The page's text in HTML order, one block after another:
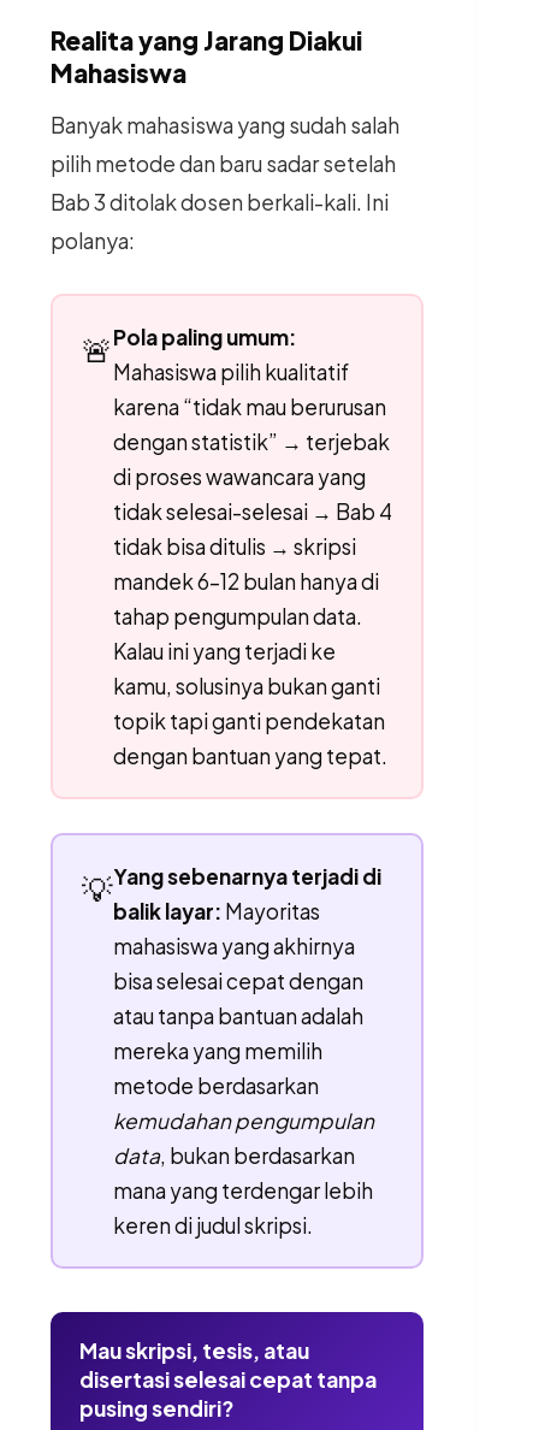
Realita yang Jarang Diakui
Mahasiswa
Banyak mahasiswa yang sudah salah
pilih metode dan baru sadar setelah
Bab 3 ditolak dosen berkali-kali. Ini
polanya:
🚨Pola paling umum:
Mahasiswa pilih kualitatif
karena “tidak mau berurusan
dengan statistik” → terjebak
di proses wawancara yang
tidak selesai-selesai → Bab 4
tidak bisa ditulis → skripsi
mandek 6–12 bulan hanya di
tahap pengumpulan data.
Kalau ini yang terjadi ke
kamu, solusinya bukan ganti
topik tapi ganti pendekatan
dengan bantuan yang tepat.
💡Yang sebenarnya terjadi di
balik layar: Mayoritas
mahasiswa yang akhirnya
bisa selesai cepat dengan
atau tanpa bantuan adalah
mereka yang memilih
metode berdasarkan
kemudahan pengumpulan
data, bukan berdasarkan
mana yang terdengar lebih
keren di judul skripsi.
Mau skripsi, tesis, atau
disertasi selesai cepat tanpa
pusing sendiri?